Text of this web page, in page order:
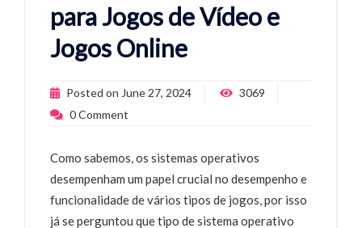
para Jogos de Vídeo e
Jogos Online
Posted on June 27, 2024
3069
0Comment
Como sabemos, os sistemas operativos
desempenham um papel crucial no desempenho e
funcionalidade de vários tipos de jogos, por isso
já se perguntou que tipo de sistema operativo